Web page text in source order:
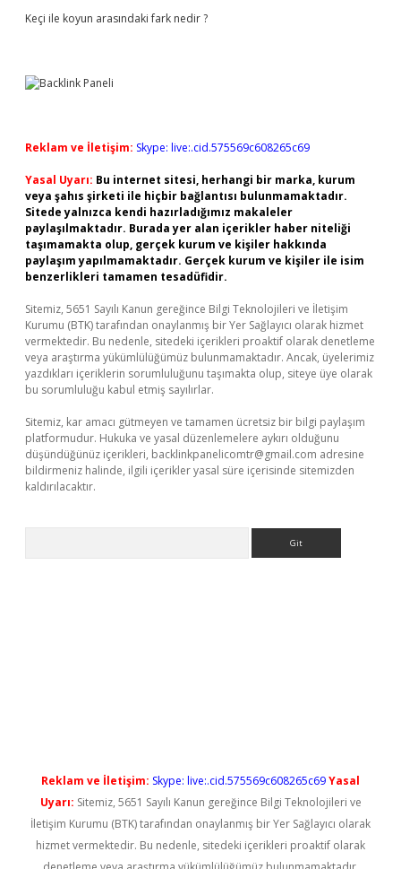
Keçi ile koyun arasındaki fark nedir ?
Reklam ve İletişim: Skype: live:.cid.575569c608265c69
Yasal Uyarı: Bu internet sitesi, herhangi bir marka, kurum
veya şahıs şirketi ile hiçbir bağlantısı bulunmamaktadır.
Sitede yalnızca kendi hazırladığımız makaleler
paylaşılmaktadır. Burada yer alan içerikler haber niteliği
taşımamakta olup, gerçek kurum ve kişiler hakkında
paylaşım yapılmamaktadır. Gerçek kurum ve kişiler ile isim
benzerlikleri tamamen tesadüfidir.
Sitemiz, 5651 Sayılı Kanun gereğince Bilgi Teknolojileri ve İletişim
Kurumu (BTK) tarafından onaylanmış bir Yer Sağlayıcı olarak hizmet
vermektedir. Bu nedenle, sitedeki içerikleri proaktif olarak denetleme
veya araştırma yükümlülüğümüz bulunmamaktadır. Ancak, üyelerimiz
yazdıkları içeriklerin sorumluluğunu taşımakta olup, siteye üye olarak
bu sorumluluğu kabul etmiş sayılırlar.
Sitemiz, kar amacı gütmeyen ve tamamen ücretsiz bir bilgi paylaşım
platformudur. Hukuka ve yasal düzenlemelere aykırı olduğunu
düşündüğünüz içerikleri, backlinkpanelicomtr@gmail.com adresine
bildirmeniz halinde, ilgili içerikler yasal süre içerisinde sitemizden
kaldırılacaktır.
Reklam ve İletişim: Skype: live:.cid.575569c608265c69Yasal
Uyarı: Sitemiz, 5651 Sayılı Kanun gereğince Bilgi Teknolojileri ve
İletişim Kurumu (BTK) tarafından onaylanmış bir Yer Sağlayıcı olarak
hizmet vermektedir. Bu nedenle, sitedeki içerikleri proaktif olarak